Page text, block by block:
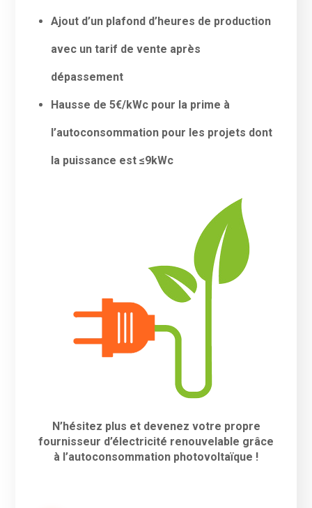
Ajout d’un plafond d’heures de production
avec un tarif de vente après
dépassement
Hausse de 5€/kWc pour la prime à
l’autoconsommation pour les projets dont
la puissance est ≤9kWc
N’hésitez plus et devenez votre propre
fournisseur d’électricité renouvelable grâce
à l’autoconsommation photovoltaïque !